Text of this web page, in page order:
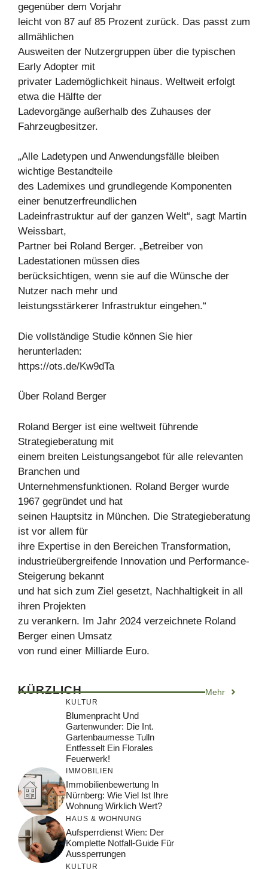
gegenüber dem Vorjahr
leicht von 87 auf 85 Prozent zurück. Das passt zum
allmählichen
Ausweiten der Nutzergruppen über die typischen
Early Adopter mit
privater Lademöglichkeit hinaus. Weltweit erfolgt
etwa die Hälfte der
Ladevorgänge außerhalb des Zuhauses der
Fahrzeugbesitzer.
„Alle Ladetypen und Anwendungsfälle bleiben
wichtige Bestandteile
des Lademixes und grundlegende Komponenten
einer benutzerfreundlichen
Ladeinfrastruktur auf der ganzen Welt“, sagt Martin
Weissbart,
Partner bei Roland Berger. „Betreiber von
Ladestationen müssen dies
berücksichtigen, wenn sie auf die Wünsche der
Nutzer nach mehr und
leistungsstärkerer Infrastruktur eingehen.“
Die vollständige Studie können Sie hier
herunterladen:
https://ots.de/Kw9dTa
Über Roland Berger
Roland Berger ist eine weltweit führende
Strategieberatung mit
einem breiten Leistungsangebot für alle relevanten
Branchen und
Unternehmensfunktionen. Roland Berger wurde
1967 gegründet und hat
seinen Hauptsitz in München. Die Strategieberatung
ist vor allem für
ihre Expertise in den Bereichen Transformation,
industrieübergreifende Innovation und Performance-
Steigerung bekannt
und hat sich zum Ziel gesetzt, Nachhaltigkeit in all
ihren Projekten
zu verankern. Im Jahr 2024 verzeichnete Roland
Berger einen Umsatz
von rund einer Milliarde Euro.
KÜRZLICH Mehr
KULTUR
Blumenpracht Und
Gartenwunder: Die Int.
Gartenbaumesse Tulln
Entfesselt Ein Florales
Feuerwerk!
IMMOBILIEN
Immobilienbewertung In
Nürnberg: Wie Viel Ist Ihre
Wohnung Wirklich Wert?
HAUS & WOHNUNG
Aufsperrdienst Wien: Der
Komplette Notfall-Guide Für
Aussperrungen
KULTUR